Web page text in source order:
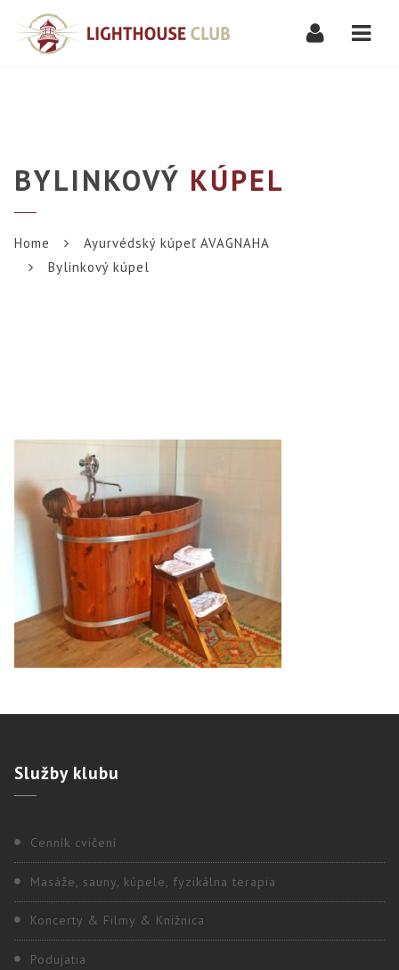
BYLINKOVÝ KÚPEL
Home
Ayurvédský kúpeľ AVAGNAHA
Bylinkový kúpel
Službyklubu
Cenník cvičení
Masáže, sauny, kúpele, fyzikálna terapia
Koncerty & Filmy & Knižnica
Podujatia